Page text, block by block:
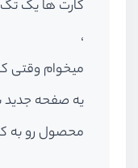
،
میخوام وقتی
یه صفحه جدید
محصول رو به